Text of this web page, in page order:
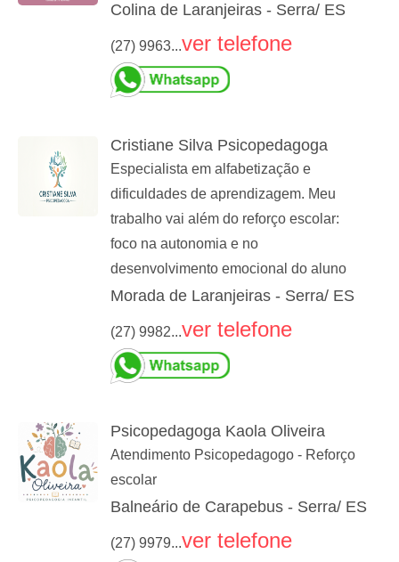
Colina de Laranjeiras - Serra/ ES
(27) 9963...ver telefone
Cristiane Silva Psicopedagoga
Especialista em alfabetização e
dificuldades de aprendizagem. Meu
trabalho vai além do reforço escolar:
foco na autonomia e no
desenvolvimento emocional do aluno
Morada de Laranjeiras - Serra/ ES
(27) 9982...ver telefone
Psicopedagoga Kaola Oliveira
Atendimento Psicopedagogo - Reforço
escolar
Balneário de Carapebus - Serra/ ES
(27) 9979...ver telefone